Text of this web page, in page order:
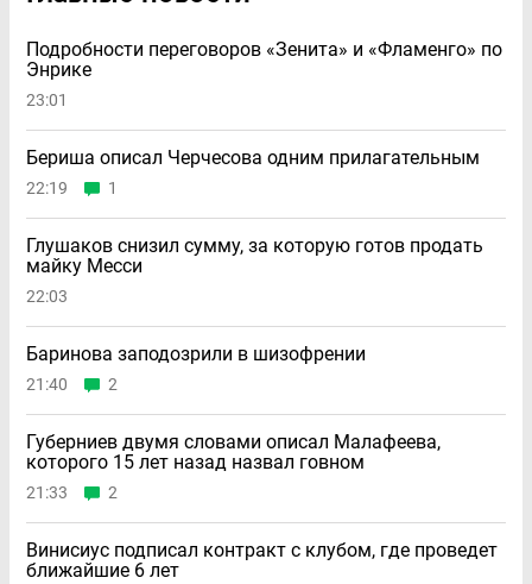
Подробности переговоров «Зенита» и «Фламенго» по
Энрике
23:01
Бериша описал Черчесова одним прилагательным
22:19 1
Глушаков снизил сумму, за которую готов продать
майку Месси
22:03
Баринова заподозрили в шизофрении
21:40 2
Губерниев двумя словами описал Малафеева,
которого 15 лет назад назвал говном
21:33 2
Винисиус подписал контракт с клубом, где проведет
ближайшие 6 лет